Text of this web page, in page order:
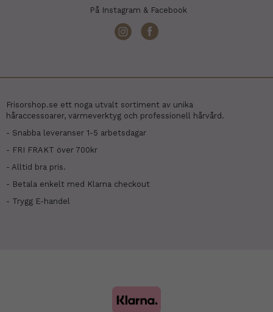
På Instagram & Facebook
Frisorshop.se ett noga utvalt sortiment av unika
håraccessoarer, värmeverktyg och professionell hårvård.
- Snabba leveranser 1-5 arbetsdagar
- FRI FRAKT över 700kr
- Alltid bra pris.
- Betala enkelt med Klarna checkout
- Trygg E-handel